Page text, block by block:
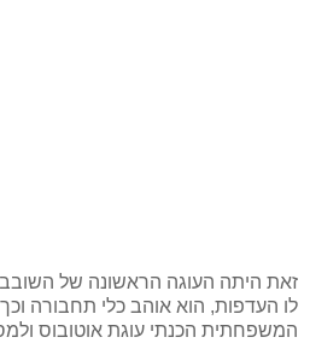
זאת היתה העוגה הראשונה של
לו העדפות, הוא אוהב כלי תחבורה
המשפחתית הכנתי עוגת אוטובוס